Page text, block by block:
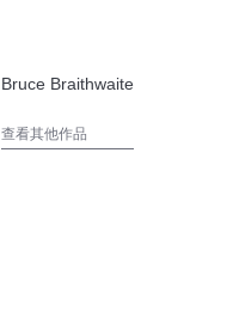
Bruce Braithwaite
查看其他作品